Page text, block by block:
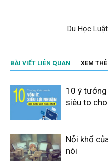
Du Học
BÀI VIẾT LIÊN QUAN XEM
10 ý tưởng
siêu to
Nỗi khổ
nói